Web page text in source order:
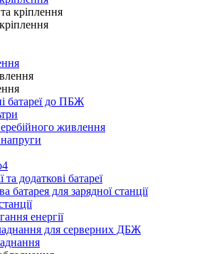
кріплення
батареї до ПБЖ
живлення
напруги
та додаткові батареї
батарея для зарядної станції
енергії
для серверних ДБЖ